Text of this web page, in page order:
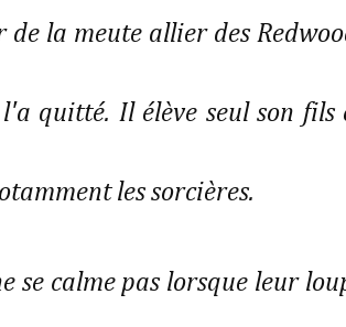
la meute allier des
quitté. Il élève seul son fils
les sorcières.
se calme pas lorsque leur